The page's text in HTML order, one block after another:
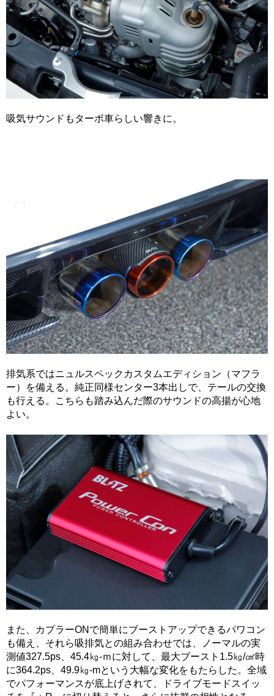
吸気サウンドもターボ車らしい響きに。
排気系ではニュルスペックカスタムエディション（マフラ
ー）を備える。純正同様センター3本出しで、テールの交換
も行える。こちらも踏み込んだ際のサウンドの高揚が心地
よい。
また、カプラーONで簡単にブーストアップできるパワコン
も備え、それら吸排気との組み合わせでは、ノーマルの実
測値327.5ps、45.4㎏-ｍに対して、最大ブースト1.5㎏/㎠時
に364.2ps、49.9㎏-mという大幅な変化をもたらした。全域
でパフォーマンスが底上げされて、ドライブモードスイッ